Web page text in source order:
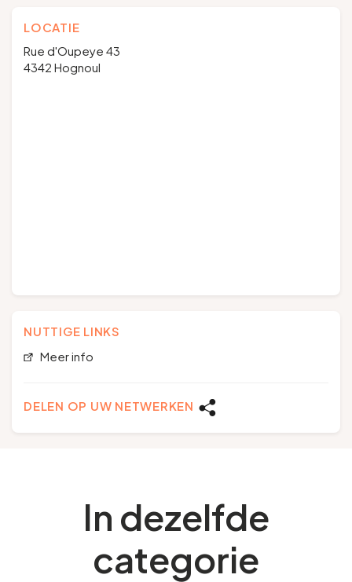
LOCATIE
Rue d'Oupeye 43
4342 Hognoul
NUTTIGE LINKS
Meer info
DELEN OP UW NETWERKEN
In dezelfde
categorie